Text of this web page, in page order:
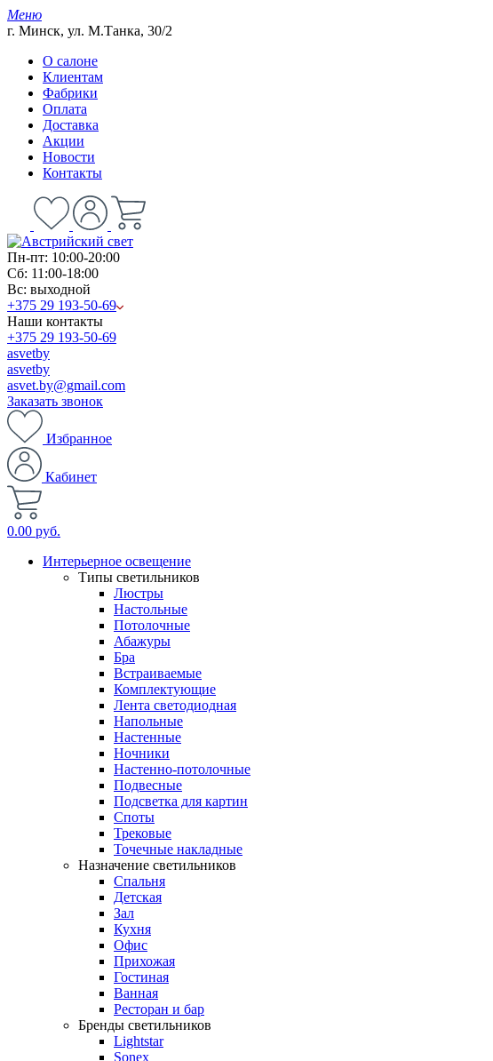
Меню
г. Минск, ул. М.Танка, 30/2
О салоне
Клиентам
Фабрики
Оплата
Доставка
Акции
Новости
Контакты
Пн-пт: 10:00-20:00
Сб: 11:00-18:00
Вс: выходной
+375 29 193-50-69
Наши контакты
+375 29 193-50-69
asvetby
asvetby
asvet.by@gmail.com
Заказать звонок
Избранное
Кабинет
0.00 руб.
Интерьерное освещение
Типы светильников
Люстры
Настольные
Потолочные
Абажуры
Бра
Встраиваемые
Комплектующие
Лента светодиодная
Напольные
Настенные
Ночники
Настенно-потолочные
Подвесные
Подсветка для картин
Споты
Трековые
Точечные накладные
Назначение светильников
Спальня
Детская
Зал
Кухня
Офис
Прихожая
Гостиная
Ванная
Ресторан и бар
Бренды светильников
Lightstar
Sonex